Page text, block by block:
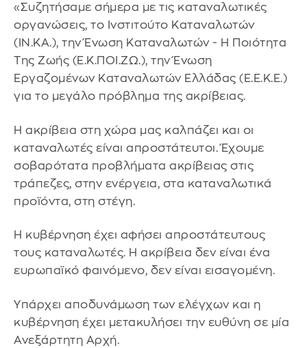
«Συζητήσαμε σήμερα με τις καταναλωτικές
οργανώσεις, το Ινστιτούτο Καταναλωτών
(ΙΝ.ΚΑ.), την Ένωση Καταναλωτών - Η Ποιότητα
Της Ζωής (Ε.Κ.ΠΟΙ.ΖΩ.), την Ένωση
Εργαζομένων Καταναλωτών Ελλάδας (Ε.Ε.Κ.Ε.)
για το μεγάλο πρόβλημα της ακρίβειας.
Η ακρίβεια στη χώρα μας καλπάζει και οι
καταναλωτές είναι απροστάτευτοι. Έχουμε
σοβαρότατα προβλήματα ακρίβειας στις
τράπεζες, στην ενέργεια, στα καταναλωτικά
προϊόντα, στη στέγη.
Η κυβέρνηση έχει αφήσει απροστάτευτους
τους καταναλωτές. Η ακρίβεια δεν είναι ένα
ευρωπαϊκό φαινόμενο, δεν είναι εισαγομένη.
Υπάρχει αποδυνάμωση των ελέγχων και η
κυβέρνηση έχει μετακυλήσει την ευθύνη σε μία
Ανεξάρτητη Αρχή.